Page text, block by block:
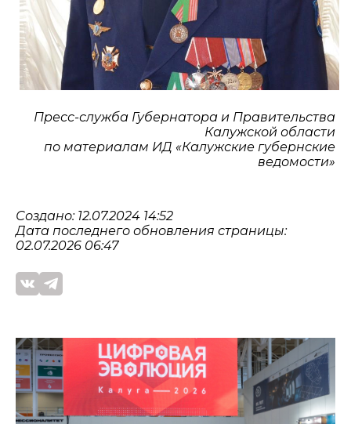
Пресс-служба Губернатора и Правительства
Калужской области
по материалам ИД «Калужские губернские
ведомости»
Создано: 12.07.2024 14:52
Дата последнего обновления страницы:
02.07.2026 06:47